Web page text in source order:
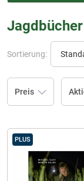
Sortierung:
Preis
PLUS